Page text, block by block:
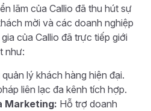
lãm của Callio đã thu hút sự
mời và các doanh nghiệp
của Callio đã trực tiếp giới
như:
lý khách hàng hiện đại.
liên lạc đa kênh tích hợp.
Marketing: Hỗ trợ doanh